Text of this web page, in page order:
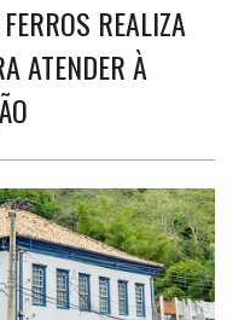
REALIZA
ATENDER À